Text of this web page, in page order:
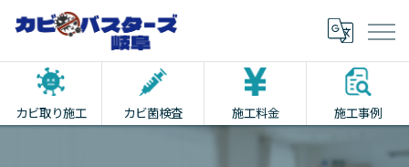
カビ取り施工 カビ菌検査 施工料金 施工事例